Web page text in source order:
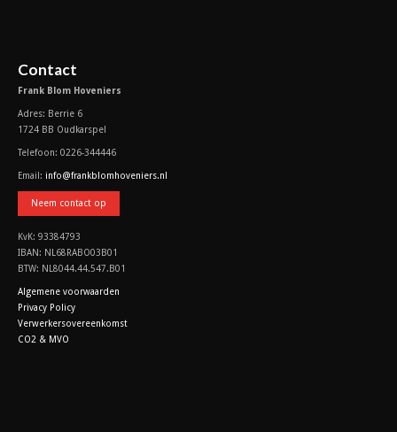
Contact
Frank Blom Hoveniers
Adres: Berrie 6
1724 BB Oudkarspel
Telefoon: 0226-344446
Email: info@frankblomhoveniers.nl
Neem contact op
KvK: 93384793
IBAN: NL68RABO03B01
BTW: NL8044.44.547.B01
Algemene voorwaarden
Privacy Policy
Verwerkersovereenkomst
CO2 & MVO